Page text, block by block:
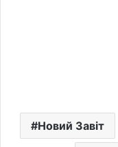
Новий Завіт